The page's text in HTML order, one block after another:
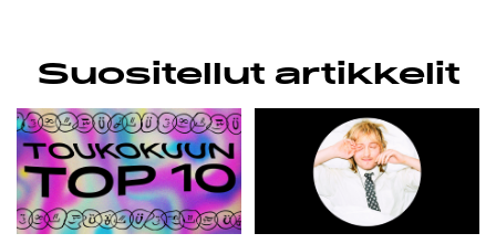
Suositellut artikkelit